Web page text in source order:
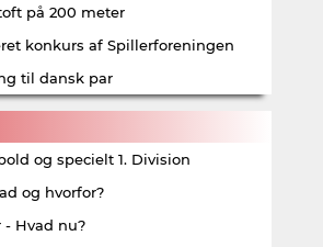
på 200 meter
konkurs af Spillerforeningen
til dansk par
og specielt 1. Division
og hvorfor?
- Hvad nu?